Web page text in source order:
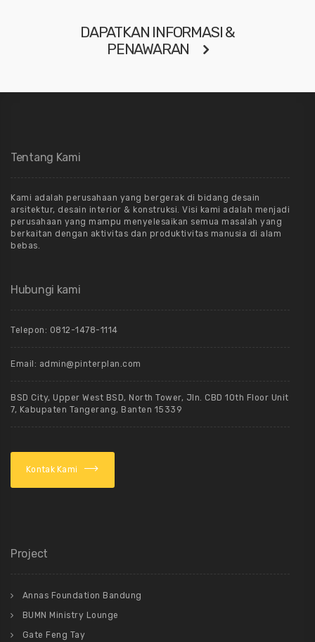
DAPATKAN INFORMASI &
PENAWARAN
Tentang Kami
Kami adalah perusahaan yang bergerak di bidang desain
arsitektur, desain interior & konstruksi. Visi kami adalah menjadi
perusahaan yang mampu menyelesaikan semua masalah yang
berkaitan dengan aktivitas dan produktivitas manusia di alam
bebas.
Hubungi kami
Telepon: 0812-1478-1114
Email: admin@pinterplan.com
BSD City, Upper West BSD, North Tower, Jln. CBD 10th Floor Unit
7, Kabupaten Tangerang, Banten 15339
Kontak Kami
Project
Annas Foundation Bandung
BUMN Ministry Lounge
Gate Feng Tay